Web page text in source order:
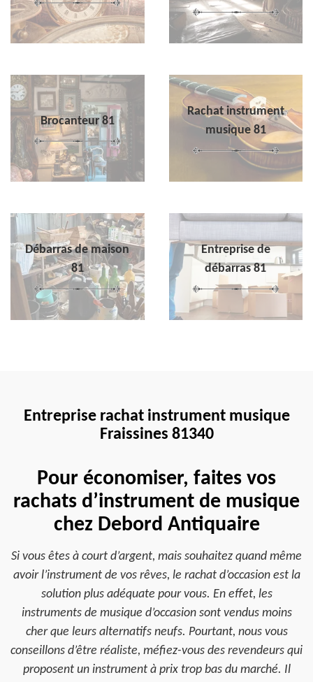
Brocanteur 81
Rachat instrument
musique 81
Débarras de maison
81
Entreprise de
débarras 81
Entreprise rachat instrument musique
Fraissines 81340
Pour économiser, faites vos
rachats d’instrument de musique
chez Debord Antiquaire
Si vous êtes à court d’argent, mais souhaitez quand même
avoir l’instrument de vos rêves, le rachat d’occasion est la
solution plus adéquate pour vous. En effet, les
instruments de musique d’occasion sont vendus moins
cher que leurs alternatifs neufs. Pourtant, nous vous
conseillons d’être réaliste, méfiez-vous des revendeurs qui
proposent un instrument à prix trop bas du marché. Il